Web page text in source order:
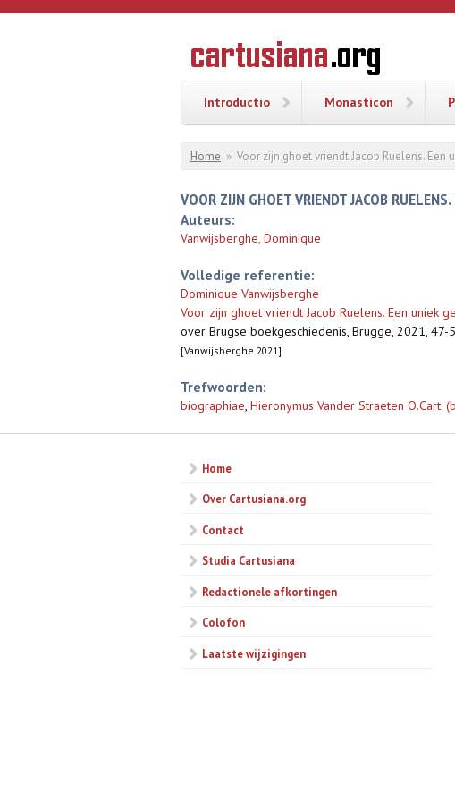
Overslaan en naar de inhoud gaan
CARTUSIANA
Geschiedenis
van de
Introductio Monasticon
U bent hier
Home » Voor zijn ghoet vriendt Jacob Ruelens.
VOOR ZIJN GHOET VRIENDT JACOB
Auteurs:
Vanwijsberghe, Dominique
Volledige referentie:
Dominique Vanwijsberghe
Voor zijn ghoet vriendt Jacob Ruelens. Een uniek
over Brugse boekgeschiedenis, Brugge, 2021, 47-
[Vanwijsberghe 2021]
Trefwoorden:
biographiae, Hieronymus Vander Straeten O.Cart.
Home
Over Cartusiana.org
Contact
Studia Cartusiana
Redactionele afkortingen
Colofon
Laatste wijzigingen